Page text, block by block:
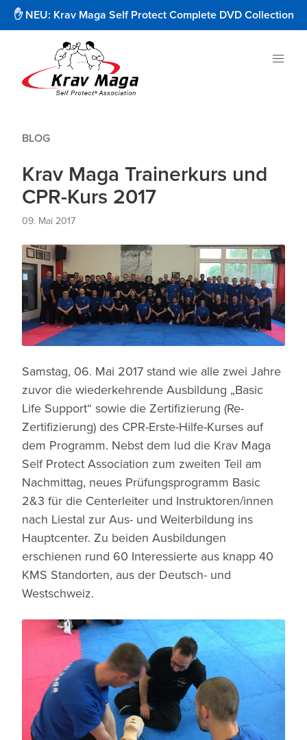
✋ NEU: Krav Maga Self Protect Complete DVD Collection
BLOG
Krav Maga Trainerkurs und
CPR-Kurs 2017
09. Mai 2017
Samstag, 06. Mai 2017 stand wie alle zwei Jahre
zuvor die wiederkehrende Ausbildung „Basic
Life Support“ sowie die Zertifizierung (Re-
Zertifizierung) des CPR-Erste-Hilfe-Kurses auf
dem Programm. Nebst dem lud die Krav Maga
Self Protect Association zum zweiten Teil am
Nachmittag, neues Prüfungsprogramm Basic
2&3 für die Centerleiter und Instruktoren/innen
nach Liestal zur Aus- und Weiterbildung ins
Hauptcenter. Zu beiden Ausbildungen
erschienen rund 60 Interessierte aus knapp 40
KMS Standorten, aus der Deutsch- und
Westschweiz.